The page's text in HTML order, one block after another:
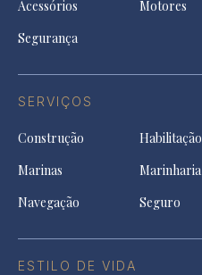
Acessórios Motores
Segurança
SERVIÇOS
Construção Habilitação
Marinas
Marinharia
Navegação
Seguro
ESTILO DE VIDA